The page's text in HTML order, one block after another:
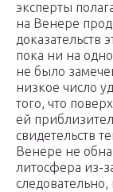
эксперты
на Венере
доказательств
пока ни на
не было
низкое число
того, что
ей
свидетельств
Венере не
литосфера из-